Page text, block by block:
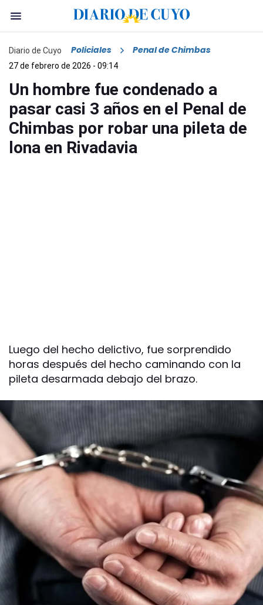
Diario de Cuyo Policiales Penal de Chimbas
27 de febrero de 2026 - 09:14
Un hombre fue condenado a
pasar casi 3 años en el Penal de
Chimbas por robar una pileta de
lona en Rivadavia
Luego del hecho delictivo, fue sorprendido
horas después del hecho caminando con la
pileta desarmada debajo del brazo.